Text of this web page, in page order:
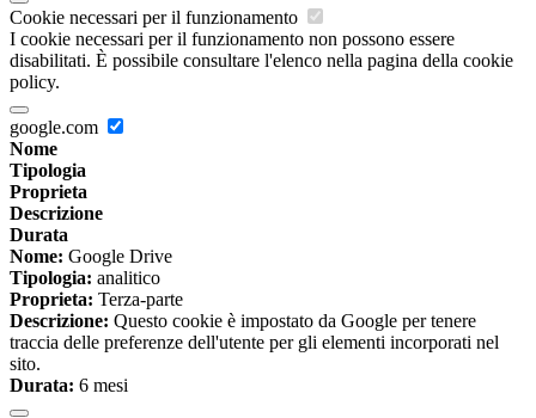
Cookie necessari per il funzionamento
I cookie necessari per il funzionamento non possono essere
disabilitati. È possibile consultare l'elenco nella pagina della cookie
policy.
google.com
Nome
Tipologia
Proprieta
Descrizione
Durata
Nome: Google Drive
Tipologia: analitico
Proprieta: Terza-parte
Descrizione: Questo cookie è impostato da Google per tenere
traccia delle preferenze dell'utente per gli elementi incorporati nel
sito.
Durata: 6 mesi